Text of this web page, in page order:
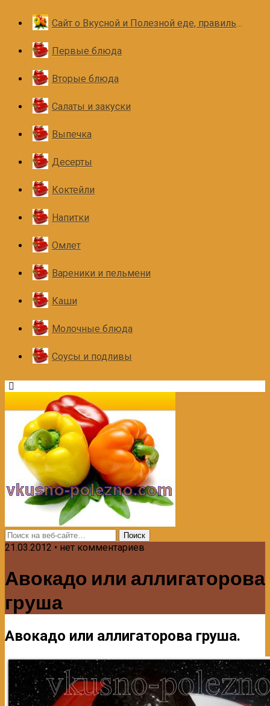
Сайт о Вкусной и Полезной еде, правильном и здоровом питании
Первые блюда
Вторые блюда
Салаты и закуски
Выпечка
Десерты
Коктейли
Напитки
Омлет
Вареники и пельмени
Каши
Молочные блюда
Соусы и подливы
21.03.2012 • нет комментариев
Авокадо или аллигаторова
груша
Авокадо или аллигаторова груша.